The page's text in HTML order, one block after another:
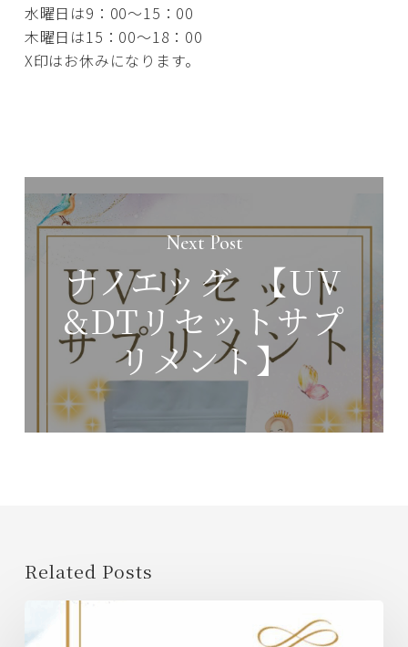
水曜日は9：00～15：00
木曜日は15：00～18：00
X印はお休みになります。
Next Post
ナノエッグ 【UV
&DTリセットサプ
リメント】
Related Posts